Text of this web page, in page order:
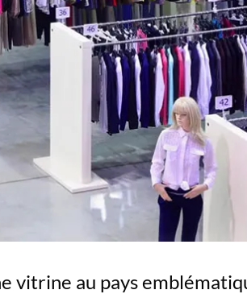
vitrine au pays